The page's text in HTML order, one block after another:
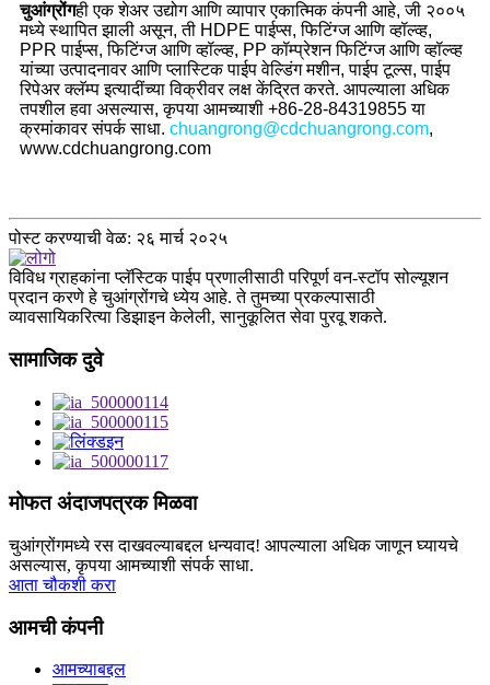
चुआंग्रोंगही एक शेअर उद्योग आणि व्यापार एकात्मिक कंपनी आहे, जी २००५
मध्ये स्थापित झाली असून, ती HDPE पाईप्स, फिटिंग्ज आणि व्हॉल्व्ह,
PPR पाईप्स, फिटिंग्ज आणि व्हॉल्व्ह, PP कॉम्प्रेशन फिटिंग्ज आणि व्हॉल्व्ह
यांच्या उत्पादनावर आणि प्लास्टिक पाईप वेल्डिंग मशीन, पाईप टूल्स, पाईप
रिपेअर क्लॅम्प इत्यादींच्या विक्रीवर लक्ष केंद्रित करते. आपल्याला अधिक
तपशील हवा असल्यास, कृपया आमच्याशी +86-28-84319855 या
क्रमांकावर संपर्क साधा. chuangrong@cdchuangrong.com,
www.cdchuangrong.com
पोस्ट करण्याची वेळ: २६ मार्च २०२५
विविध ग्राहकांना प्लॅस्टिक पाईप प्रणालीसाठी परिपूर्ण वन-स्टॉप सोल्यूशन
प्रदान करणे हे चुआंग्रोंगचे ध्येय आहे. ते तुमच्या प्रकल्पासाठी
व्यावसायिकरित्या डिझाइन केलेली, सानुकूलित सेवा पुरवू शकते.
सामाजिक दुवे
मोफत अंदाजपत्रक मिळवा
चुआंग्रोंगमध्ये रस दाखवल्याबद्दल धन्यवाद! आपल्याला अधिक जाणून घ्यायचे
असल्यास, कृपया आमच्याशी संपर्क साधा.
आता चौकशी करा
आमची कंपनी
आमच्याबद्दल